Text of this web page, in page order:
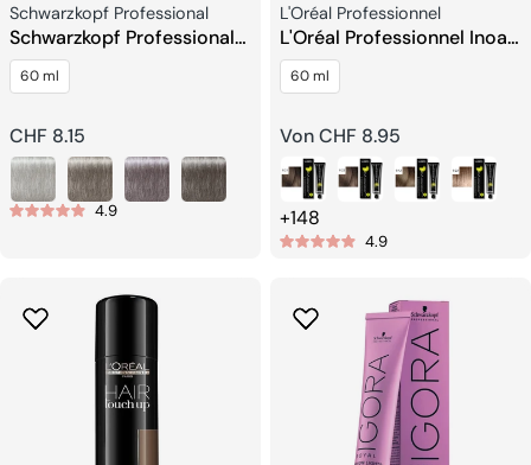
Verkäufer:
Schwarzkopf Professional
Schwarzkopf Professional
Igora Royal Silverwhites
Permanent White Refining
60 ml
Regulärer
Preis
CHF 8.15
4.9
Verkäufer:
L'Oréal Professionnel
L'Oréal Professionnel Inoa
Haarfarbe
60 ml
Regulärer
Preis
Von CHF 8.95
+148
4.9